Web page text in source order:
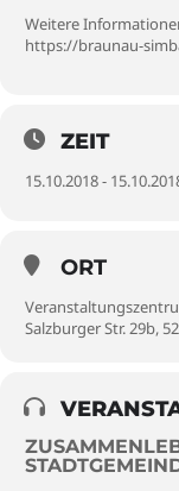
Weitere
https://braunau-
ZEIT
15.10.2018 -
ORT
Salzburger Str. 29b,